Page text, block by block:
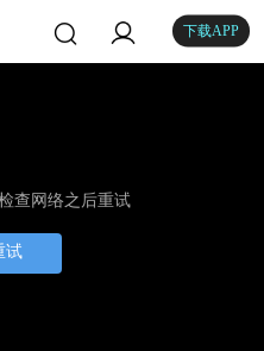
下载APP
查网络之后重试
试